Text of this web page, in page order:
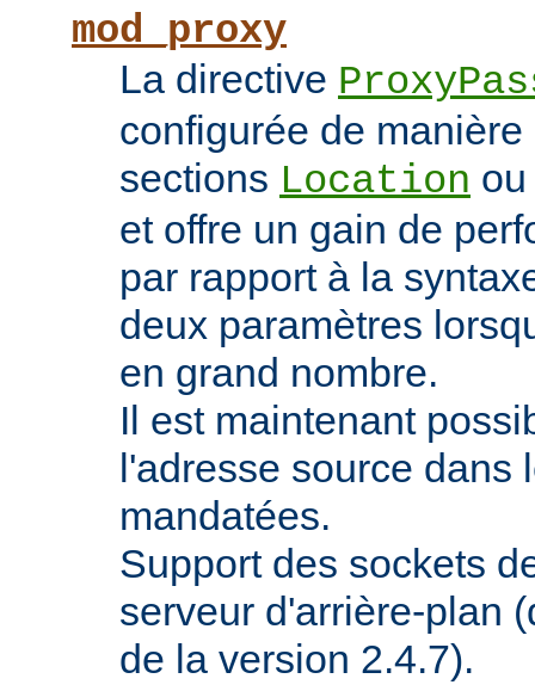
mod_proxy
La directive
configurée de
sections Location
et offre un gain de
par rapport à la
deux paramètres
en grand nombre.
Il est maintenant
l'adresse source dans
mandatées.
Support des sockets
serveur d'arrière-plan
de la version 2.4.7).